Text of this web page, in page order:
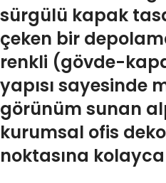
sürgülü kapak
çeken bir
renkli (gövde-
yapısı sayesinde
görünüm sunan
kurumsal ofis
noktasına